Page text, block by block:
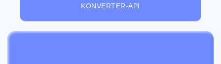
KONVERTER-API